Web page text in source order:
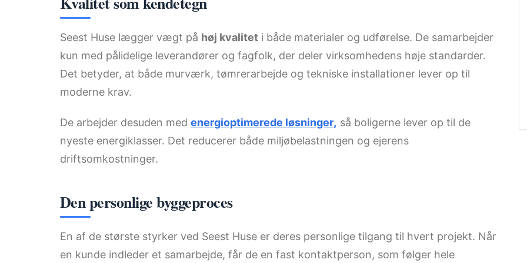
Seest Huse lægger vægt på høj kvalitet i både materialer og udførelse. De samarbejder
kun med pålidelige leverandører og fagfolk, der deler virksomhedens høje standarder.
Det betyder, at både murværk, tømrerarbejde og tekniske installationer lever op til
moderne krav.
De arbejder desuden med energioptimerede løsninger, så boligerne lever op til de
nyeste energiklasser. Det reducerer både miljøbelastningen og ejerens
driftsomkostninger.
Den personlige byggeproces
En af de største styrker ved Seest Huse er deres personlige tilgang til hvert projekt. Når
en kunde indleder et samarbejde, får de en fast kontaktperson, som følger hele